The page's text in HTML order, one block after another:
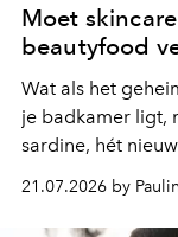
Moet
beautyfood
Wat als het
je badkamer ligt,
sardine, hét
kijker met twee
21.07.2026 by